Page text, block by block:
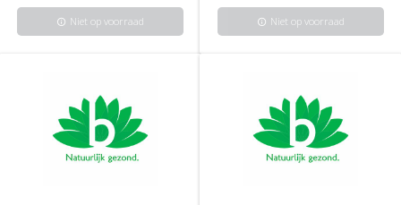
info Niet op voorraad info Niet op voorraad